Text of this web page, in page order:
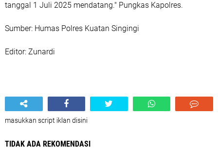
tanggal 1 Juli 2025 mendatang." Pungkas Kapolres.
Sumber: Humas Polres Kuatan Singingi
Editor: Zunardi
masukkan script iklan disini
TIDAK ADA REKOMENDASI